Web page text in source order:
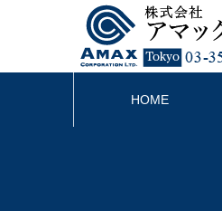
HOME